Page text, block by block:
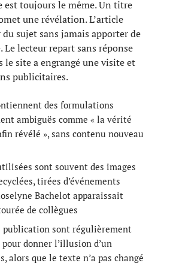
est toujours le même. Un titre
une révélation. L’article
sujet sans jamais apporter de
Le lecteur repart sans réponse
le site a engrangé une visite et
publicitaires.
des formulations
ambiguës comme « la vérité
révélé », sans contenu nouveau
sont souvent des images
tirées d’événements
Bachelot apparaissait
de collègues
publication sont régulièrement
donner l’illusion d’un
alors que le texte n’a pas changé